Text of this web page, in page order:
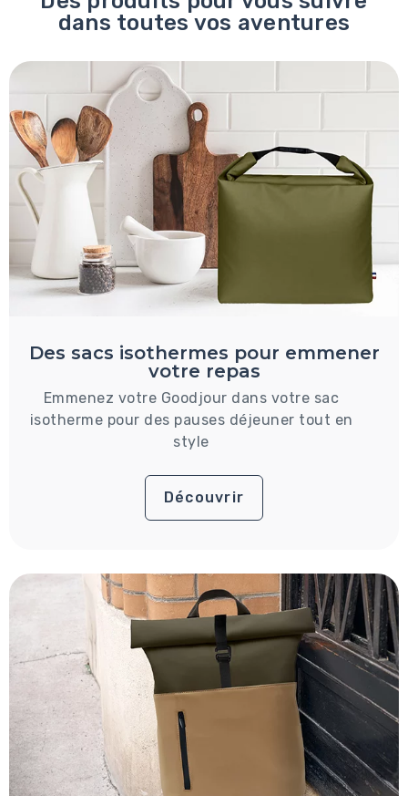
dans toutes vos aventures
Des sacs isothermes pour emmener
votre repas
Emmenez votre Goodjour dans votre sac
isotherme pour des pauses déjeuner tout en
style
Découvrir